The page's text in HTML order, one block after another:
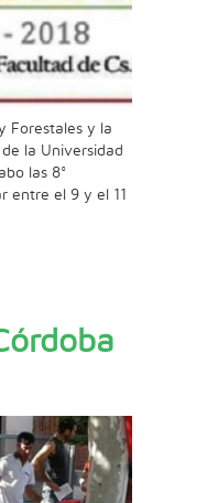
Forestales y la
la Universidad
las 8°
entre el 9 y el 11